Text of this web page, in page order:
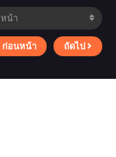
ก่อนหน้า ถัดไป